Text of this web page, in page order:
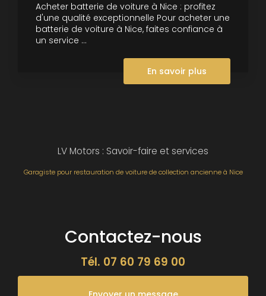
Acheter batterie de voiture à Nice : profitez
d'une qualité exceptionnelle Pour acheter une
batterie de voiture à Nice, faites confiance à
un service ...
En savoir plus
LV Motors : Savoir-faire et services
Garagiste pour restauration de voiture de collection ancienne à Nice
Contactez-nous
Tél. 07 60 79 69 00